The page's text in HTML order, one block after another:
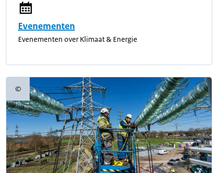
Evenementen
Evenementen over Klimaat & Energie
©Copyrightinformatie